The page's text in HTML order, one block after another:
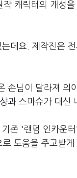
캐릭터의 개성
데요. 제작진은
손님이 달라져
과 스마슈가 대신
존 '랜덤 인카운
도움을 주고받